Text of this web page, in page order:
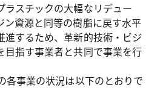
ラスチックの大幅なリデュー
ン資源と同等の樹脂に戻す水平
進するため、革新的技術・ビジ
目指す事業者と共同で事業を行
各事業の状況は以下のとおりで